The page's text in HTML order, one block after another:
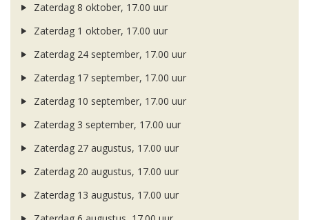
Zaterdag 8 oktober, 17.00 uur
Zaterdag 1 oktober, 17.00 uur
Zaterdag 24 september, 17.00 uur
Zaterdag 17 september, 17.00 uur
Zaterdag 10 september, 17.00 uur
Zaterdag 3 september, 17.00 uur
Zaterdag 27 augustus, 17.00 uur
Zaterdag 20 augustus, 17.00 uur
Zaterdag 13 augustus, 17.00 uur